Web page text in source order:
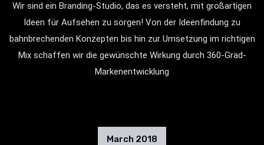
Wir sind ein Branding-Studio, das es versteht, mit großartigen
Ideen für Aufsehen zu sorgen! Von der Ideenfindung zu
bahnbrechenden Konzepten bis hin zur Umsetzung im richtigen
Mix schaffen wir die gewünschte Wirkung durch 360-Grad-
Markenentwicklung
March 2018